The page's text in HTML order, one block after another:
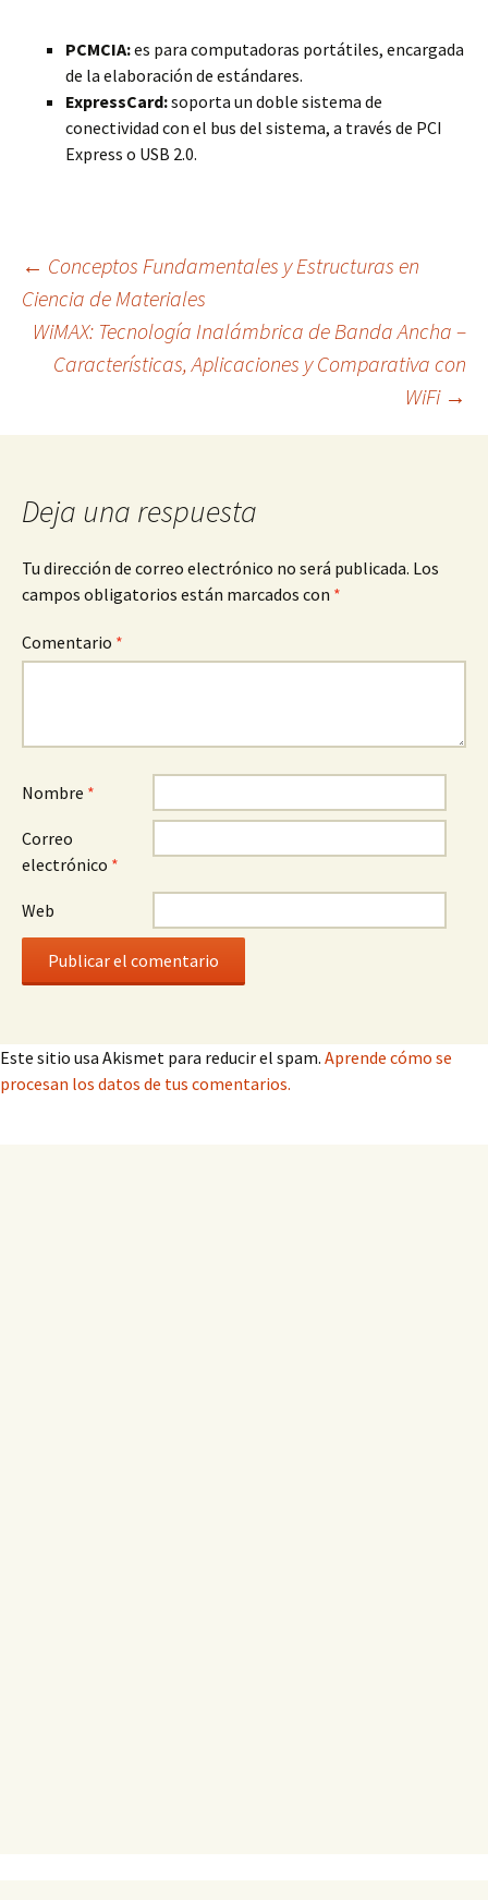
PCMCIA:es para computadoras portátiles, encargada
de la elaboración de estándares.
ExpressCard:soporta un doble sistema de
conectividad con el bus del sistema, a través de PCI
Express o USB 2.0.
Navegación
de
entradas
← Conceptos Fundamentales y Estructuras en
Ciencia de Materiales
WiMAX: Tecnología Inalámbrica de Banda Ancha –
Características, Aplicaciones y Comparativa con
WiFi →
Deja una respuesta
Tu dirección de correo electrónico no será publicada. Los
campos obligatorios están marcados con *
Comentario *
Nombre *
Correo
electrónico *
Web
Este sitio usa Akismet para reducir el spam. Aprende cómo se
procesan los datos de tus comentarios.